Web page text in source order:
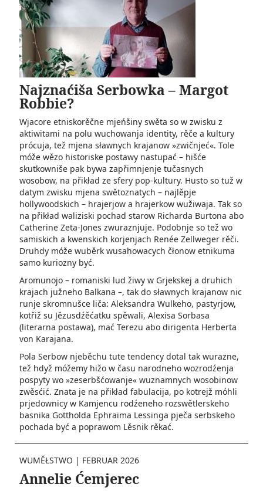
Najznaćiša Serbowka – Margot
Robbie?
Wjacore etniskorěčne mjeńšiny swěta so w zwisku z
aktiwitami na polu wuchowanja identity, rěče a kultury
prócuja, tež mjena sławnych krajanow »zwičnjeć«. Tole
móže wězo historiske postawy nastupać – hišće
skutkowniše pak bywa zapřimnjenje tučasnych
wosobow, na přikład ze sfery pop-kultury. Husto so tuž w
datym zwisku mjena swětoznatych – najlěpje
hollywoodskich – hrajerjow a hrajerkow wužiwaja. Tak so
na přikład waliziski pochad starow Richarda Burtona abo
Catherine Zeta-Jones zwuraznjuje. Podobnje so tež wo
samiskich a kwenskich korjenjach Renée Zellweger rěči.
Druhdy móže wuběrk wusahowacych čłonow etnikuma
samo kuriozny być.
Aromunojo – romaniski lud žiwy w Grjekskej a druhich
krajach južneho Balkana –, tak do sławnych krajanow nic
runje skromnušce liča: Aleksandra Wulkeho, pastyrjow,
kotřiž su Jězusdźěćatku spěwali, Alexisa Sorbasa
(literarna postawa), mać Terezu abo dirigenta Herberta
von Karajana.
Pola Serbow njeběchu tute tendency dotal tak wurazne,
tež hdyž móžemy hižo w času narodneho wozrodźenja
pospyty wo »zeserbšćowanje« wuznamnych wosobinow
zwěsćić. Znata je na přikład fabulacija, po kotrejž móhli
prjedownicy w Kamjencu rodźeneho rozswětlerskeho
basnika Gottholda Ephraima Lessinga pječa serbskeho
pochada być a poprawom Lěsnik rěkać.
WUMĚŁSTWO | FEBRUAR 2026
Annelie Ćemjerec